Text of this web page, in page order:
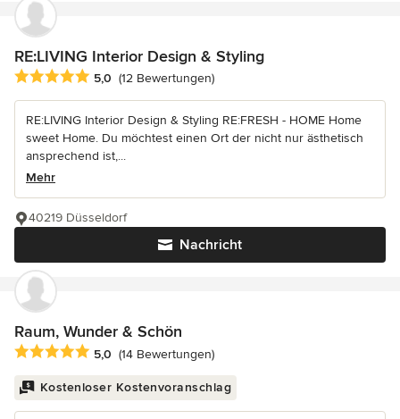
RE:LIVING Interior Design & Styling
Durchschnittliche Bewertung: 5 von 5 Sternen
5,0 (12 Bewertungen)
RE:LIVING Interior Design & Styling RE:FRESH - HOME Home
sweet Home. Du möchtest einen Ort der nicht nur ästhetisch
ansprechend ist,...
Mehr
Nachricht
40219 Düsseldorf
Raum, Wunder & Schön
Durchschnittliche Bewertung: 5 von 5 Sternen
5,0 (14 Bewertungen)
Kostenloser Kostenvoranschlag